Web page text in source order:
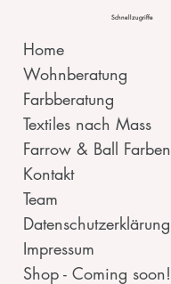
Schnellzugriffe
Home
Wohnberatung
Farbberatung
Textiles nach Mass
Farrow & Ball Farben
Kontakt
Team
Datenschutzerklärung
Impressum
Shop - Coming soon!